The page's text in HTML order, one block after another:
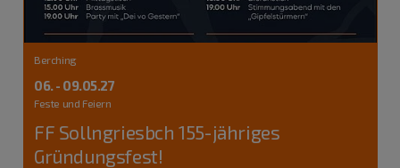
Berching
06. - 09.05.27
Feste und Feiern
FF Sollngriesbch 155-jähriges
Gründungsfest!